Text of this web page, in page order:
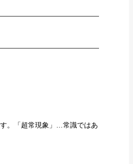
。「超常現象」…常識ではあ